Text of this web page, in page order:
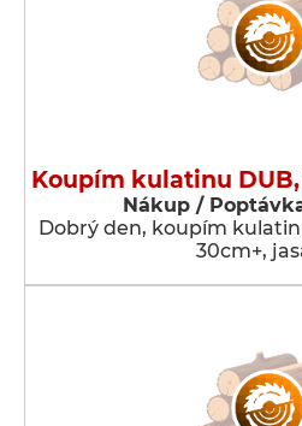
Koupím kulatinu
Nákup /
Dobrý den, koupím
30cm+,